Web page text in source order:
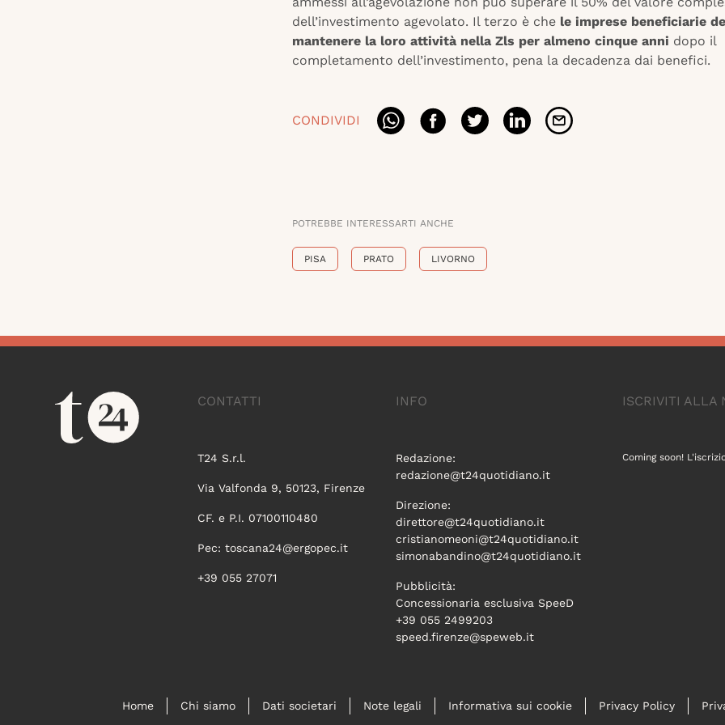
dell’investimento agevolato. Il terzo è che le imprese beneficiarie
mantenere la loro attività nella Zls per almeno cinque anni dopo il
completamento dell’investimento, pena la decadenza dai benefici.
CONDIVIDI
POTREBBE INTERESSARTI ANCHE
PISA PRATO LIVORNO
CONTATTI
T24 S.r.l.
Via Valfonda 9, 50123, Firenze
CF. e P.I. 07100110480
Pec: toscana24@ergopec.it
+39 055 27071
INFO
Redazione:
redazione@t24quotidiano.it
Direzione:
direttore@t24quotidiano.it
cristianomeoni@t24quotidiano.it
simonabandino@t24quotidiano.it
Pubblicità:
Concessionaria esclusiva SpeeD
+39 055 2499203
speed.firenze@speweb.it
ISCRIVITI ALLA
Coming soon!
Home Chi siamo Dati societari Note legali Informativa sui cookie Privacy Policy